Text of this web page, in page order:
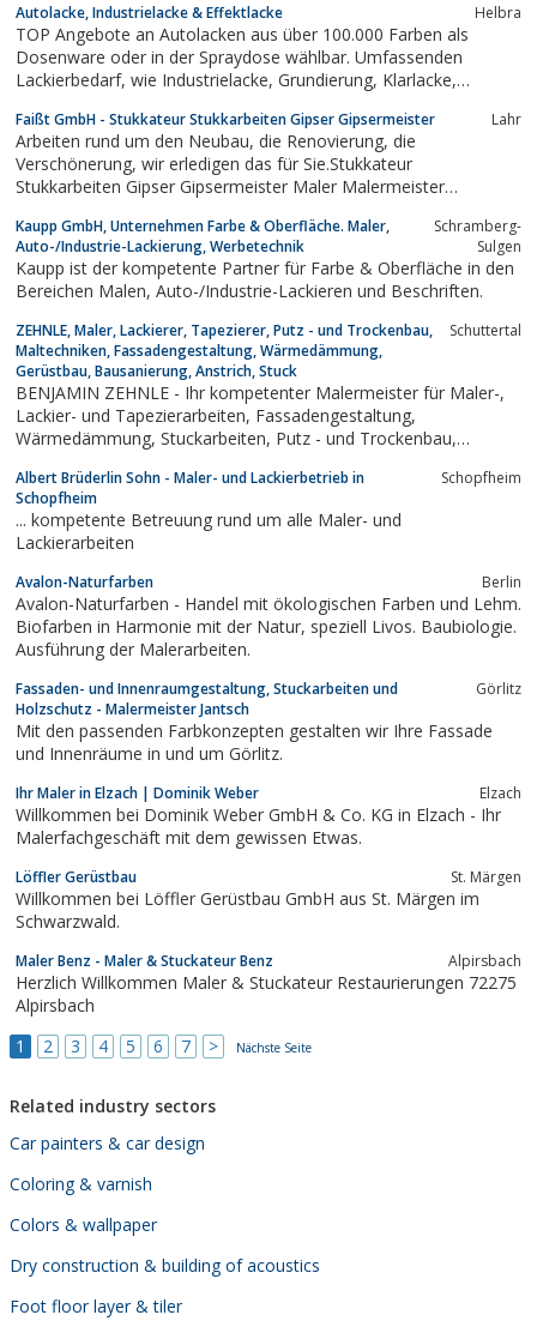
Autolacke, Industrielacke & Effektlacke Helbra
TOP Angebote an Autolacken aus über 100.000 Farben als
Dosenware oder in der Spraydose wählbar. Umfassenden
Lackierbedarf, wie Industrielacke, Grundierung, Klarlacke,
für Handwerk und Privat.NEU - jetzt auch Wandfarben und
Fassadenfarben in Profi-Qualität!
Faißt GmbH - Stukkateur Stukkarbeiten Gipser Gipsermeister Lahr
Arbeiten rund um den Neubau, die Renovierung, die
Verschönerung, wir erledigen das für Sie.Stukkateur
Stukkarbeiten Gipser Gipsermeister Maler Malermeister
Kaupp GmbH, Unternehmen Farbe & Oberfläche. Maler,
Auto-/Industrie-Lackierung, Werbetechnik
Schramberg-
Sulgen
Kaupp ist der kompetente Partner für Farbe & Oberfläche in den
Bereichen Malen, Auto-/Industrie-Lackieren und Beschriften.
ZEHNLE, Maler, Lackierer, Tapezierer, Putz - und Trockenbau,
Maltechniken, Fassadengestaltung, Wärmedämmung,
Gerüstbau, Bausanierung, Anstrich, Stuck
Schuttertal
BENJAMIN ZEHNLE - Ihr kompetenter Malermeister für Maler-,
Lackier- und Tapezierarbeiten, Fassadengestaltung,
Wärmedämmung, Stuckarbeiten, Putz - und Trockenbau,
Schwarzwald.
Albert Brüderlin Sohn - Maler- und Lackierbetrieb in
Schopfheim
Schopfheim
... kompetente Betreuung rund um alle Maler- und
Lackierarbeiten
Avalon-Naturfarben Berlin
Avalon-Naturfarben - Handel mit ökologischen Farben und Lehm.
Biofarben in Harmonie mit der Natur, speziell Livos. Baubiologie.
Ausführung der Malerarbeiten.
Fassaden- und Innenraumgestaltung, Stuckarbeiten und
Holzschutz - Malermeister Jantsch
Görlitz
Mit den passenden Farbkonzepten gestalten wir Ihre Fassade
und Innenräume in und um Görlitz.
Ihr Maler in Elzach | Dominik Weber Elzach
Willkommen bei Dominik Weber GmbH & Co. KG in Elzach - Ihr
Malerfachgeschäft mit dem gewissen Etwas.
Löffler Gerüstbau St. Märgen
Willkommen bei Löffler Gerüstbau GmbH aus St. Märgen im
Schwarzwald.
Maler Benz - Maler & Stuckateur Benz Alpirsbach
Herzlich Willkommen Maler & Stuckateur Restaurierungen 72275
Alpirsbach
1
2 3 4 5 6 7 > Nächste Seite
Related industry sectors
Car painters & car design
Coloring & varnish
Colors & wallpaper
Dry construction & building of acoustics
Foot floor layer & tiler